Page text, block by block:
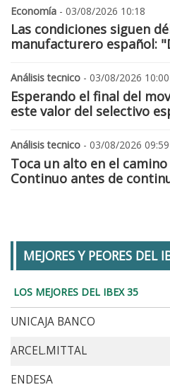
Economía - 03/08/2026 10:18
Las condiciones siguen
manufacturero español:
Análisis tecnico - 03/08/2026 10:00
Esperando el final del
este valor del selectivo
Análisis tecnico - 03/08/2026 09:59
Toca un alto en el
Continuo antes de
MEJORES Y PEORES DEL
LOS MEJORES DEL IBEX 35
UNICAJA BANCO
ARCEL.MITTAL
ENDESA